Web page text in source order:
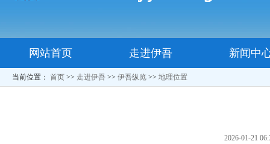
网站首页 走进伊吾 新闻中
当前位置： 首页 >> 走进伊吾 >> 伊吾纵览 >> 地理位置
2026-01-21